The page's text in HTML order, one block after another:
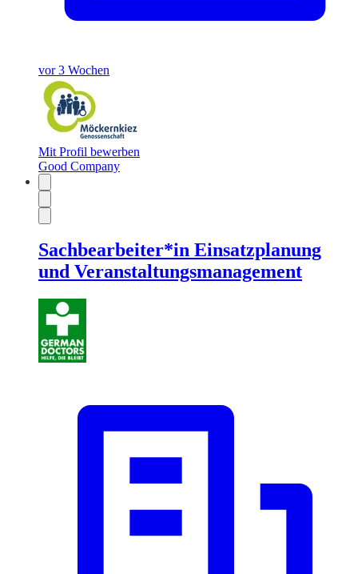
vor 3 Wochen
Mit Profil bewerben
Good Company
Sachbearbeiter*in Einsatzplanung
und Veranstaltungsmanagement